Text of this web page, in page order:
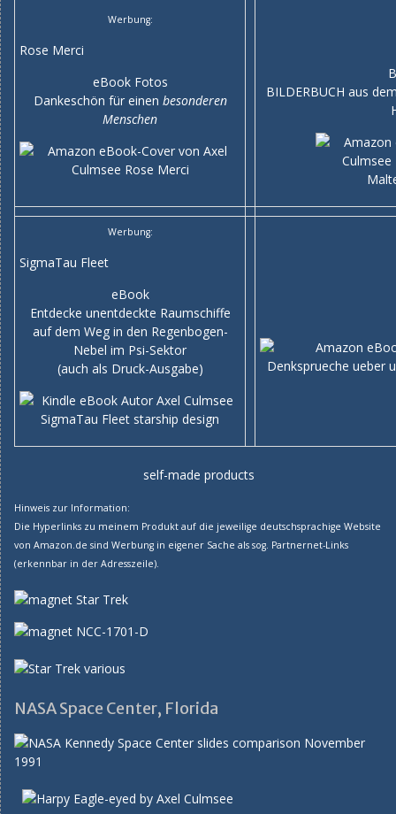
Werbung:
Rose Merci
eBook Fotos
Dankeschön für einen besonderen
Menschen
BILDERBUCH aus
Werbung:
SigmaTau Fleet
eBook
Entdecke unentdeckte Raumschiffe
auf dem Weg in den Regenbogen-
Nebel im Psi-Sektor
(auch als Druck-Ausgabe)
self-made products
Hinweis zur Information:
Die Hyperlinks zu meinem Produkt auf die jeweilige deutschsprachige Website
von Amazon.de sind Werbung in eigener Sache als sog. Partnernet-Links
(erkennbar in der Adresszeile).
NASA Space Center, Florida